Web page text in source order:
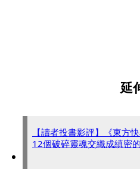
延
【讀者投書影評】《東方
12個破碎靈魂交織成縝密